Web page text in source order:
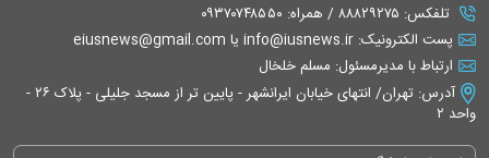
تلفکس: ۸۸۸۲۹۲۷۵ / همراه: ۰۹۳۷۰۷۴۸۵۵۰
پست الکترونیک: info@iusnews.ir یا eiusnews@gmail.com
ارتباط با مدیرمسئول: مسلم خلخال
آدرس: تهران/ انتهای خیابان ایرانشهر - پایین تر از مسجد جلیلی - پلاک ۲۶ -
واحد ۲